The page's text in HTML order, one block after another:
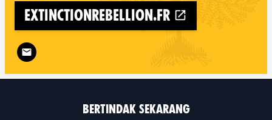
extinctionrebellion.fr
Follow XR Chalon-sur-Saône on
BERTINDAK SEKARANG